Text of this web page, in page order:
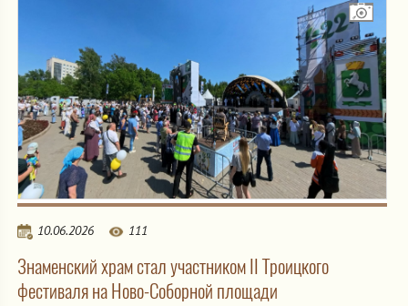
10.06.2026 111
Знаменский храм стал участником II Троицкого
фестиваля на Ново-Соборной площади